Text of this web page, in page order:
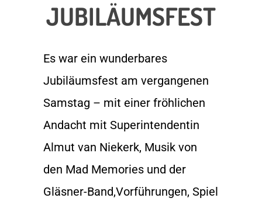
JUBILÄUMSFEST
Es war ein wunderbares
Jubiläumsfest am vergangenen
Samstag – mit einer fröhlichen
Andacht mit Superintendentin
Almut van Niekerk, Musik von
den Mad Memories​ und der
Gläsner-Band,Vorführungen, Spiel